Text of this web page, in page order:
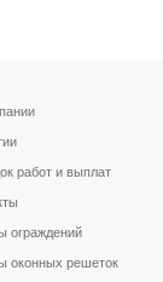
работ и выплат
ограждений
оконных решеток